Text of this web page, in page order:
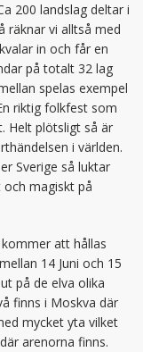
200 landslag deltar i
räknar vi alltså med
in och får en
på totalt 32 lag
spelas exempel
riktig folkfest som
Helt plötsligt så är
i världen.
Sverige så luktar
magiskt på
att hållas
14 Juni och 15
på de elva olika
finns i Moskva där
mycket yta vilket
arenorna finns.